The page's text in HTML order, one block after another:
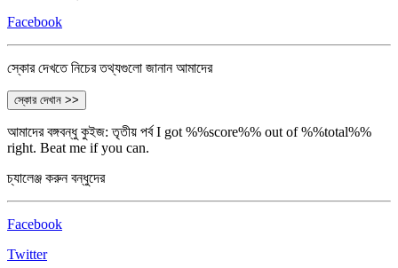
Facebook
স্কোর দেখতে নিচের তথ্যগুলো জানান আমাদের
স্কোর দেখান >>
আমাদের বঙ্গবন্ধু কুইজ: তৃতীয় পর্ব I got %%score%% out of %%total%%
right. Beat me if you can.
চ্যালেঞ্জ করুন বন্ধুদের
Facebook
Twitter